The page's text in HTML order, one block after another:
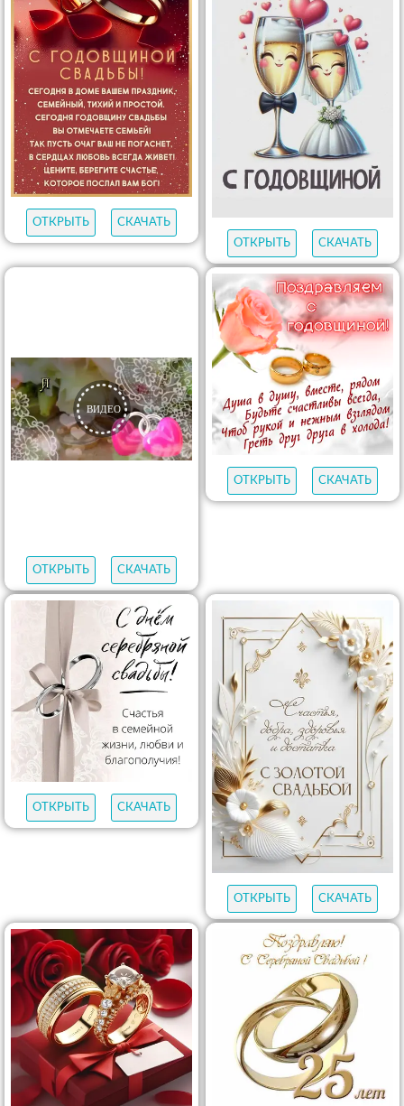
ОТКРЫТЬ
СКАЧАТЬ
ОТКРЫТЬ
СКАЧАТЬ
ОТКРЫТЬ СКАЧАТЬ
ОТКРЫТЬ СКАЧАТЬ
ОТКРЫТЬ СКАЧАТЬ
ОТКРЫТЬ СКАЧАТЬ